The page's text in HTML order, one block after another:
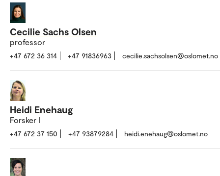
Cecilie Sachs Olsen
professor
+47 672 36 314 +47 91836963 cecilie.sachsolsen@oslomet.no
Heidi Enehaug
Forsker I
+47 672 37 150 +47 93879284 heidi.enehaug@oslomet.no